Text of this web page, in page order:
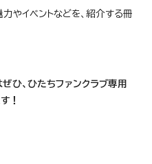
やイベントなどを、紹介する冊
ひ、ひたちファンクラブ専用
！